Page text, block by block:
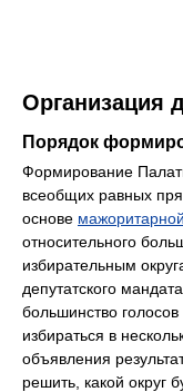
Организация
Порядок
Формирование
всеобщих равных
основе
относительного
избирательным
депутатского
большинство
избираться в
объявления
решить, какой округ